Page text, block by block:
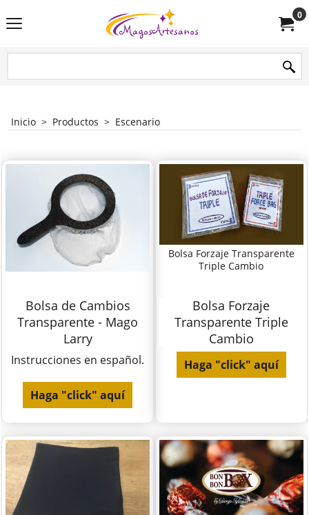
0
Inicio > Productos > Escenario
Bolsa de Cambios
Transparente - Mago
Larry
Instrucciones en español.
Haga "click" aquí
Bolsa Forzaje Transparente
Triple Cambio
Bolsa Forzaje
Transparente Triple
Cambio
Haga "click" aquí